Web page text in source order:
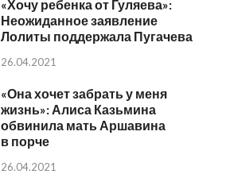
«Хочу ребенка от Гуляева»:
Неожиданное заявление
Лолиты поддержала Пугачева
26.04.2021
«Она хочет забрать у меня
жизнь»: Алиса Казьмина
обвинила мать Аршавина
в порче
26.04.2021